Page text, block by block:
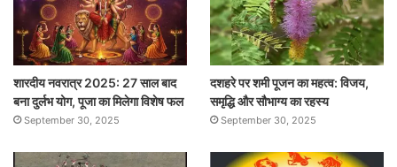
शारदीय नवरात्र 2025: 27 साल बाद
बना दुर्लभ योग, पूजा का मिलेगा विशेष फल
September 30, 2025
दशहरे पर शमी पूजन का महत्व: विजय,
समृद्धि और सौभाग्य का रहस्य
September 30, 2025